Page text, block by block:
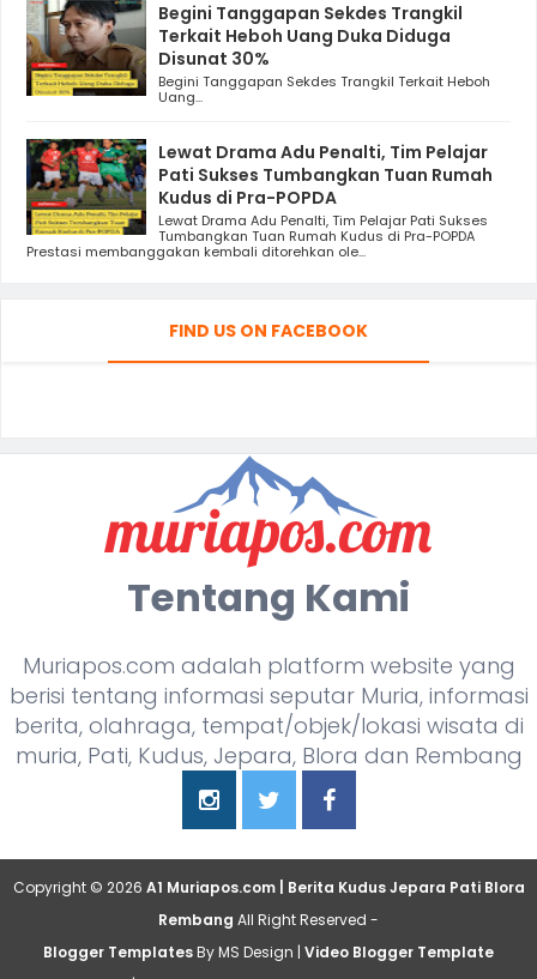
Begini Tanggapan Sekdes Trangkil
Terkait Heboh Uang Duka Diduga
Disunat 30%
Begini Tanggapan Sekdes Trangkil Terkait Heboh
Uang...
Lewat Drama Adu Penalti, Tim Pelajar
Pati Sukses Tumbangkan Tuan Rumah
Kudus di Pra-POPDA
Lewat Drama Adu Penalti, Tim Pelajar Pati Sukses
Tumbangkan Tuan Rumah Kudus di Pra-POPDA
Prestasi membanggakan kembali ditorehkan ole...
FIND US ON FACEBOOK
Tentang Kami
Muriapos.com adalah platform website yang
berisi tentang informasi seputar Muria, informasi
berita, olahraga, tempat/objek/lokasi wisata di
muria, Pati, Kudus, Jepara, Blora dan Rembang
Copyright © 2026 A1 Muriapos.com | Berita Kudus Jepara Pati Blora
Rembang All Right Reserved -
Blogger TemplatesBy MS Design | Video Blogger Template